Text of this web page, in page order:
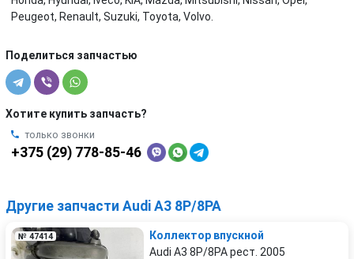
Peugeot, Renault, Suzuki, Toyota, Volvo.
Поделиться запчастью
Хотите купить запчасть?
только звонки
+375 (29) 778-85-46
Другие запчасти Audi A3 8P/8PA
№ 47414
Коллектор впускной
Audi A3 8P/8PA рест. 2005